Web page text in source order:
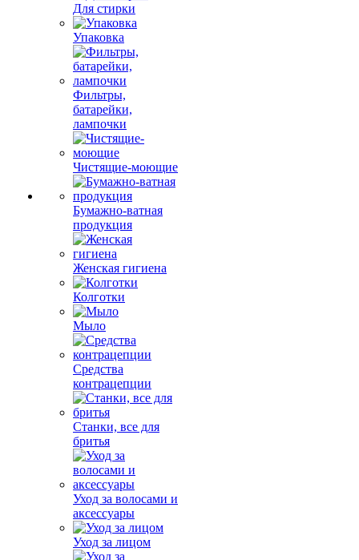
Для стирки
Упаковка
Фильтры,
батарейки,
лампочки
Чистящие-моющие
Бумажно-ватная
продукция
Женская гигиена
Колготки
Мыло
Средства
контрацепции
Станки, все для
бритья
Уход за волосами и
аксессуары
Уход за лицом